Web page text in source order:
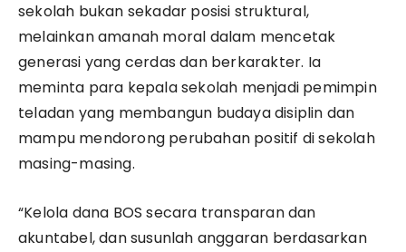
sekolah bukan sekadar posisi struktural,
melainkan amanah moral dalam mencetak
generasi yang cerdas dan berkarakter. Ia
meminta para kepala sekolah menjadi pemimpin
teladan yang membangun budaya disiplin dan
mampu mendorong perubahan positif di sekolah
masing-masing.
“Kelola dana BOS secara transparan dan
akuntabel, dan susunlah anggaran berdasarkan